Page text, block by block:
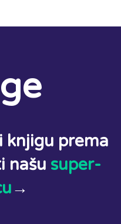
knjigu prema
našu super-
→